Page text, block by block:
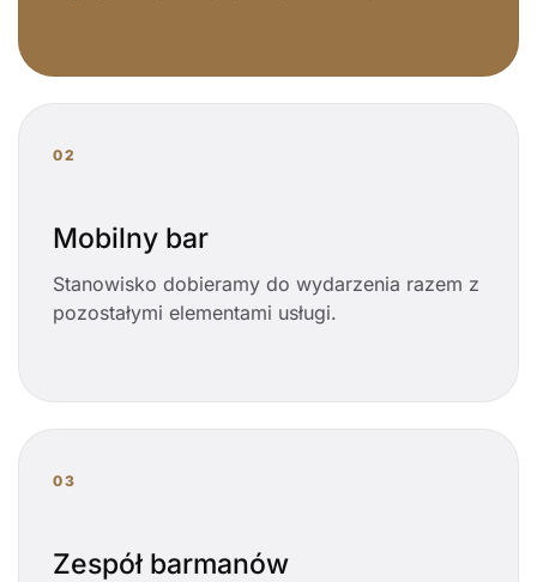
02
Mobilny bar
Stanowisko dobieramy do wydarzenia razem z
pozostałymi elementami usługi.
03
Zespół barmanów